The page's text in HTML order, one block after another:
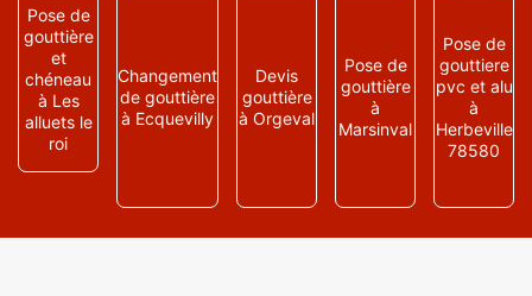
Pose de
gouttière
et
chéneau
à Les
alluets le
roi
Changement
de gouttière
à Ecquevilly
Devis
gouttière
à Orgeval
Pose de
gouttière
à
Marsinval
Pose de
gouttiere
pvc et alu
à
Herbeville
78580